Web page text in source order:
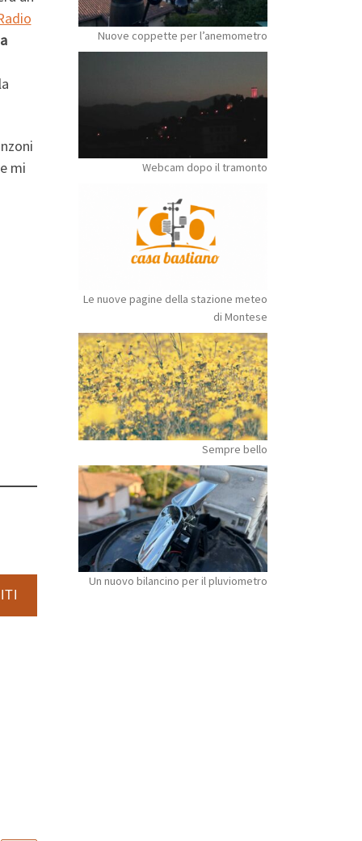
mi
Nuove coppette per l’anemometro
Webcam dopo il tramonto
Le nuove pagine della stazione meteo
di Montese
Sempre bello
Un nuovo bilancino per il pluviometro